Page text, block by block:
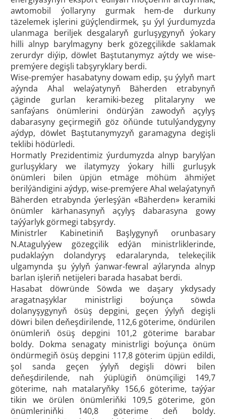
awtomobil ýollaryny gurmak hem-de durkuny
täzelemek işlerini güýçlendirmek, şu ýyl ýurdumyzda
ulanmaga beriljek desgalaryň gurluşygynyň ýokary
hilli alnyp barylmagyny berk gözegçilikde saklamak
zerurdyr diýip, döwlet Baştutanymyz aýtdy we wise-
premýere degişli tabşyryklary berdi.
Wise-premýer hasabatyny dowam edip, şu ýylyň mart
aýynda Ahal welaýatynyň Bäherden etrabynyň
çäginde gurlan keramiki-bezeg plitalaryny we
sanfaýans önümlerini öndürýän zawodyň açylyş
dabarasyny geçirmegiň göz öňünde tutulýandygyny
aýdyp, döwlet Baştutanymyzyň garamagyna degişli
teklibi hödürledi.
Hormatly Prezidentimiz ýurdumyzda alnyp barylýan
gurluşyklary we ilatymyzy ýokary hilli gurluşyk
önümleri bilen üpjün etmäge möhüm ähmiýet
berilýändigini aýdyp, wise-premýere Ahal welaýatynyň
Bäherden etrabynda ýerleşýän «Bäherden» keramiki
önümler kärhanasynyň açylyş dabarasyna gowy
taýýarlyk görmegi tabşyrdy.
Ministrler Kabinetiniň Başlygynyň orunbasary
N.Atagulyýew gözegçilik edýän ministrliklerinde,
pudaklaýyn dolandyryş edaralarynda, telekeçilik
ulgamynda şu ýylyň ýanwar-fewral aýlarynda alnyp
barlan işleriň netijeleri barada hasabat berdi.
Hasabat döwründe Söwda we daşary ykdysady
aragatnaşyklar ministrligi boýunça söwda
dolanyşygynyň ösüş depgini, geçen ýylyň degişli
döwri bilen deňeşdirilende, 112,6 göterime, öndürilen
önümleriň ösüş depgini 101,2 göterime barabar
boldy. Dokma senagaty ministrligi boýunça önüm
öndürmegiň ösüş depgini 117,8 göterim üpjün edildi,
şol sanda geçen ýylyň degişli döwri bilen
deňeşdirilende, nah ýüplügiň önümçiligi 149,7
göterime, nah matalaryňky 156,6 göterime, taýýar
tikin we örülen önümleriňki 109,5 göterime, gön
önümleriniňki 140,8 göterime deň boldy.